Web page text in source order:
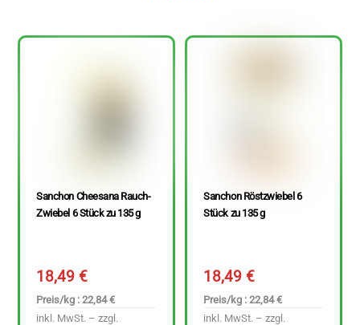
Sanchon Cheesana Rauch-
Zwiebel 6 Stück zu 135 g
18,49€
Preis/kg : 22,84 €
inkl. MwSt. – zzgl.
Sanchon Röstzwiebel 6
Stück zu 135 g
18,49€
Preis/kg : 22,84 €
inkl. MwSt. – zzgl.